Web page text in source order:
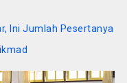
Ini Jumlah Pesertanya